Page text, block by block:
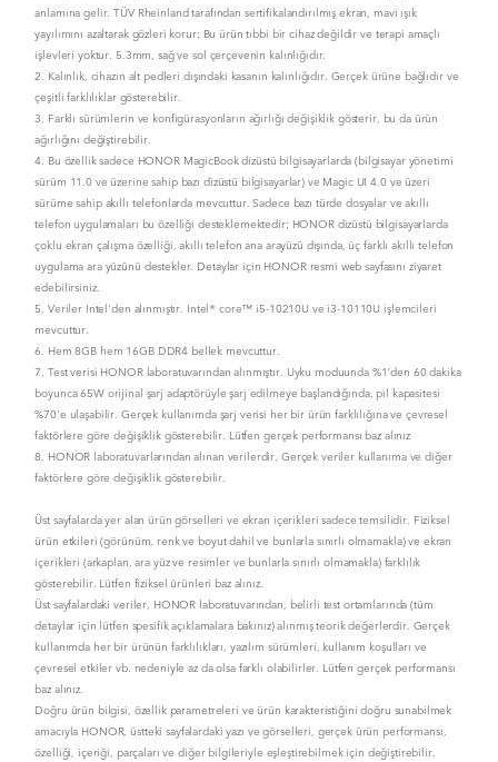
anlamına gelir. TÜV Rheinland tarafından sertifikalandırılmış ekran, mavi ışık
yayılımını azaltarak gözleri korur; Bu ürün tıbbi bir cihaz değildir ve terapi amaçlı
işlevleri yoktur. 5.3mm, sağ ve sol çerçevenin kalınlığıdır.
2. Kalınlık, cihazın alt pedleri dışındaki kasanın kalınlığıdır. Gerçek ürüne bağlıdır ve
çeşitli farklılıklar gösterebilir.
3. Farklı sürümlerin ve konfigürasyonların ağırlığı değişiklik gösterir, bu da ürün
ağırlığını değiştirebilir.
4. Bu özellik sadece HONOR MagicBook dizüstü bilgisayarlarda (bilgisayar yönetimi
sürüm 11.0 ve üzerine sahip bazı dizüstü bilgisayarlar) ve Magic UI 4.0 ve üzeri
sürüme sahip akıllı telefonlarda mevcuttur. Sadece bazı türde dosyalar ve akıllı
telefon uygulamaları bu özelliği desteklemektedir; HONOR dizüstü bilgisayarlarda
çoklu ekran çalışma özelliği, akıllı telefon ana arayüzü dışında, üç farklı akıllı telefon
uygulama ara yüzünü destekler. Detaylar için HONOR resmi web sayfasını ziyaret
edebilirsiniz.
5. Veriler Intel'den alınmıştır. Intel® core™ i5-10210U ve i3-10110U işlemcileri
mevcuttur.
6. Hem 8GB hem 16GB DDR4 bellek mevcuttur.
7. Test verisi HONOR laboratuvarından alınmıştır. Uyku moduunda %1'den 60 dakika
boyunca 65W orijinal şarj adaptörüyle şarj edilmeye başlandığında, pil kapasitesi
%70'e ulaşabilir. Gerçek kullanımda şarj verisi her bir ürün farklılığına ve çevresel
faktörlere göre değişiklik gösterebilir. Lütfen gerçek performansı baz alınız
8. HONOR laboratuvarlarından alınan verilerdir. Gerçek veriler kullanıma ve diğer
faktörlere göre değişiklik gösterebilir.
Üst sayfalarda yer alan ürün görselleri ve ekran içerikleri sadece temsilidir. Fiziksel
ürün etkileri (görünüm, renk ve boyut dahil ve bunlarla sınırlı olmamakla) ve ekran
içerikleri (arkaplan, ara yüz ve resimler ve bunlarla sınırlı olmamakla) farklılık
gösterebilir. Lütfen fiziksel ürünleri baz alınız.
Üst sayfalardaki veriler, HONOR laboratuvarından, belirli test ortamlarında (tüm
detaylar için lütfen spesifik açıklamalara bakınız) alınmış teorik değerlerdir. Gerçek
kullanımda her bir ürünün farklılıkları, yazılım sürümleri, kullanım koşulları ve
çevresel etkiler vb. nedeniyle az da olsa farklı olabilirler. Lütfen gerçek performansı
baz alınız.
Doğru ürün bilgisi, özellik parametreleri ve ürün karakteristiğini doğru sunabilmek
amacıyla HONOR, üstteki sayfalardaki yazı ve görselleri, gerçek ürün performansı,
özelliği, içeriği, parçaları ve diğer bilgileriyle eşleştirebilmek için değiştirebilir.